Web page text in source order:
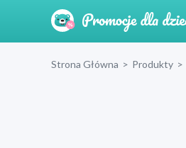
Strona Główna > Produkty >